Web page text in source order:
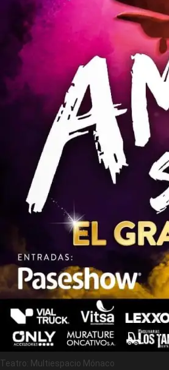
Teatro: Multiespacio Mónaco